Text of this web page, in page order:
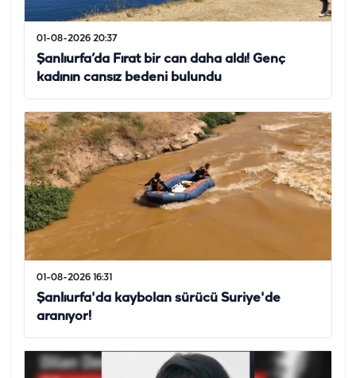
01-08-2026 20:37
Şanlıurfa’da Fırat bir can daha aldı! Genç
kadının cansız bedeni bulundu
01-08-2026 16:31
Şanlıurfa'da kaybolan sürücü Suriye'de
aranıyor!